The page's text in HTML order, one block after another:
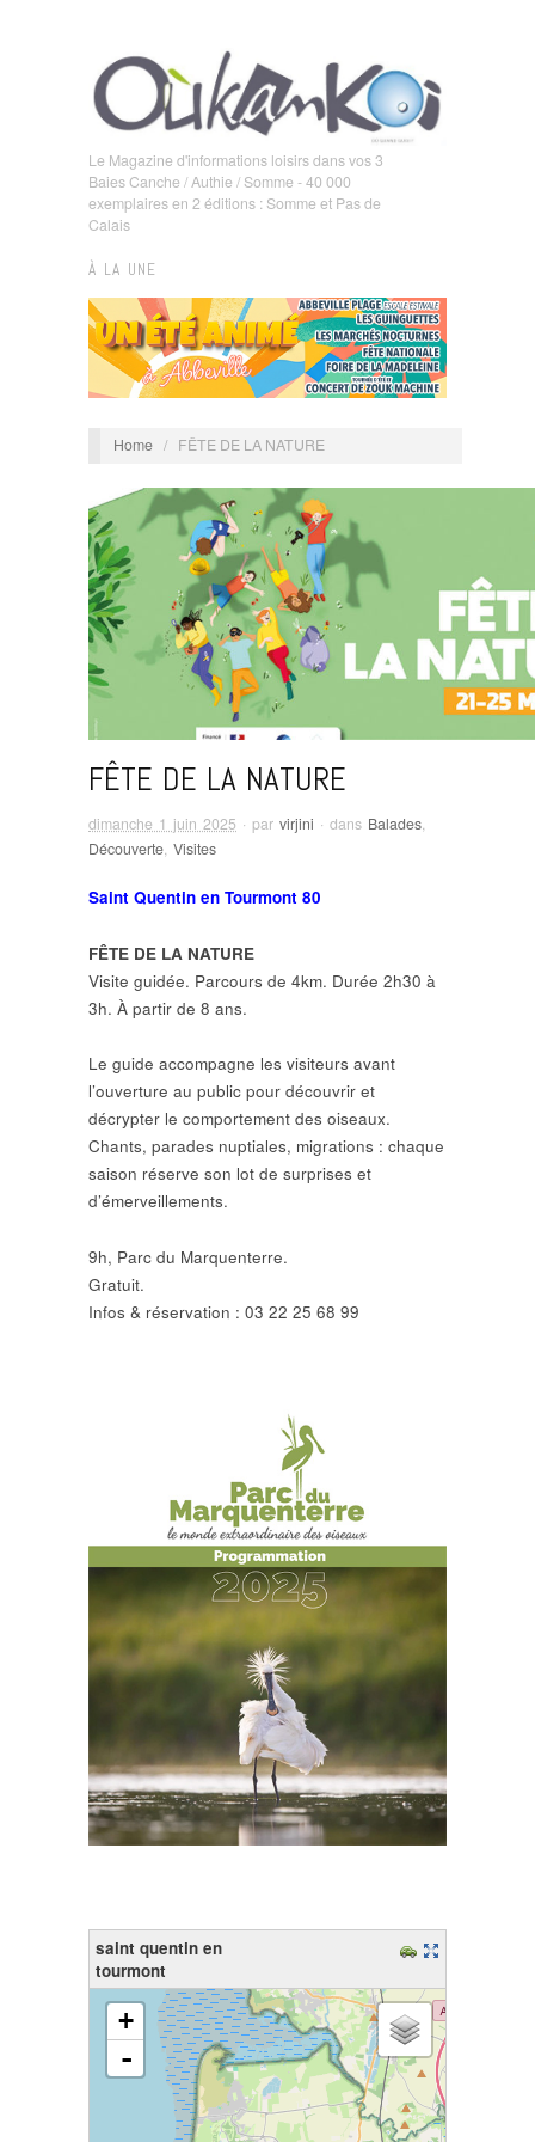
Le Magazine d'informations loisirs dans vos 3
Baies Canche / Authie / Somme - 40 000
exemplaires en 2 éditions : Somme et Pas de
Calais
À LA UNE
Home / FÊTE DE LA NATURE
FÊTE DE LA NATURE
dimanche 1 juin 2025 · par virjini · dans Balades,
Découverte, Visites
Saint Quentin en Tourmont 80
FÊTE DE LA NATURE
Visite guidée. Parcours de 4km. Durée 2h30 à
3h. À partir de 8 ans.
Le guide accompagne les visiteurs avant
l’ouverture au public pour découvrir et
décrypter le comportement des oiseaux.
Chants, parades nuptiales, migrations : chaque
saison réserve son lot de surprises et
d’émerveillements.
9h, Parc du Marquenterre.
Gratuit.
Infos & réservation : 03 22 25 68 99
saint quentin en
tourmont
chargement de la carte - veuillez patienter...
+
-